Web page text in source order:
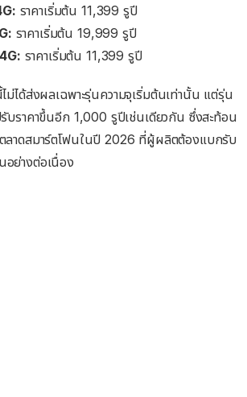
ราคาเริ่มต้น 11,399 รูปี
ราคาเริ่มต้น 19,999 รูปี
ราคาเริ่มต้น 11,399 รูปี
ม่ได้ส่งผลเฉพาะรุ่นความจุเริ่มต้นเท่านั้น แต่รุ่น
บราคาขึ้นอีก 1,000 รูปีเช่นเดียวกัน ซึ่งสะท้อน
ลาดสมาร์ตโฟนในปี 2026 ที่ผู้ผลิตต้องแบกรับ
ย่างต่อเนื่อง